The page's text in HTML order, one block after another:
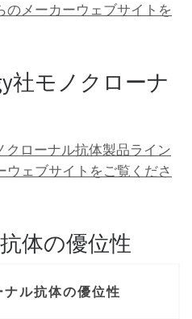
のメーカーウェブサイトを
社モノクローナ
クローナル抗体製品ライン
ェブサイトをご覧くださ
体の優位性
ナル抗体の優位性